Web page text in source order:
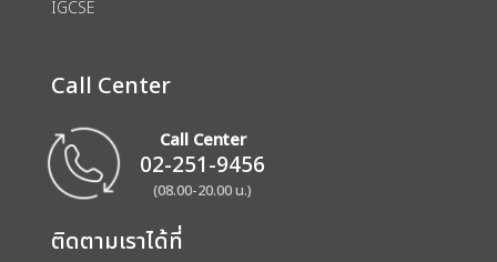
IGCSE
Call Center
Call Center
02-251-9456
(08.00-20.00 น.)
ติดตามเราได้ที่